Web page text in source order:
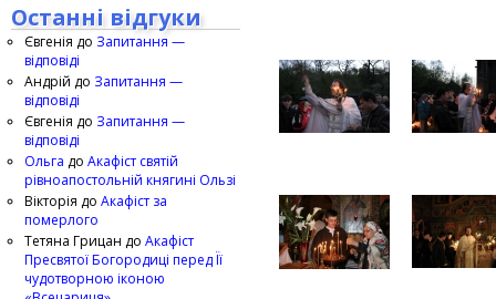
Останні відгуки
Євгенія до Запитання —
відповіді
Андрій до Запитання —
відповіді
Євгенія до Запитання —
відповіді
Ольга до Акафіст святій
рівноапостольній княгині Ользі
Вікторія до Акафіст за
померлого
Тетяна Грицан до Акафіст
Пресвятої Богородиці перед Її
чудотворною іконою